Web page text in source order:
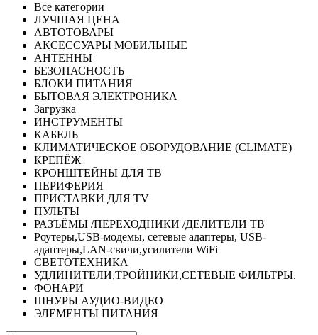
Все категории
ЛУЧШАЯ ЦЕНА
АВТОТОВАРЫ
АКСЕССУАРЫ МОБИЛЬНЫЕ
АНТЕННЫ
БЕЗОПАСНОСТЬ
БЛОКИ ПИТАНИЯ
БЫТОВАЯ ЭЛЕКТРОНИКА
Загрузка
ИНСТРУМЕНТЫ
КАБЕЛЬ
КЛИМАТИЧЕСКОЕ ОБОРУДОВАНИЕ (CLIMATE)
КРЕПЁЖ
КРОНШТЕЙНЫ ДЛЯ ТВ
ПЕРИФЕРИЯ
ПРИСТАВКИ ДЛЯ TV
ПУЛЬТЫ
РАЗЪЁМЫ /ПЕРЕХОДНИКИ /ДЕЛИТЕЛИ ТВ
Роутеры,USB-модемы, сетевые адаптеры, USB-
адаптеры,LAN-свичи,усилители WiFi
СВЕТОТЕХНИКА
УДЛИНИТЕЛИ,ТРОЙНИКИ,СЕТЕВЫЕ ФИЛЬТРЫ.
ФОНАРИ
ШНУРЫ АУДИО-ВИДЕО
ЭЛЕМЕНТЫ ПИТАНИЯ